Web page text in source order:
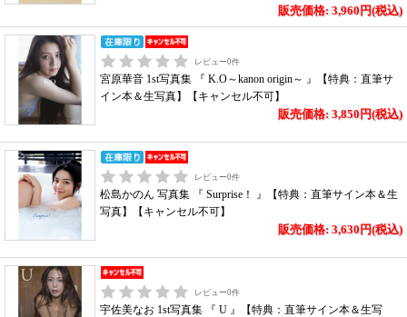
販売価格: 3,960円(税込)
レビュー0件
宮原華音 1st写真集 『 K.O～kanon origin～ 』【特典：直筆サ
イン本＆生写真】【キャンセル不可】
販売価格: 3,850円(税込)
レビュー0件
松島かのん 写真集 『 Surprise！ 』【特典：直筆サイン本＆生
写真】【キャンセル不可】
販売価格: 3,630円(税込)
レビュー0件
宇佐美なお 1st写真集 『 U 』【特典：直筆サイン本＆生写